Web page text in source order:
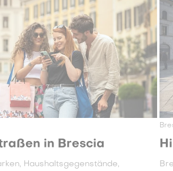
in Brescia
Haushaltsgegenstände,